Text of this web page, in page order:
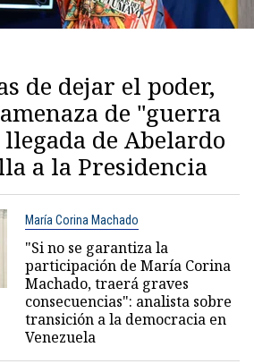
de dejar el poder,
de "guerra
de Abelardo
a la Presidencia
María Corina Machado
"Si no se garantiza la
participación de María Corina
Machado, traerá graves
consecuencias": analista sobre
transición a la democracia en
Venezuela